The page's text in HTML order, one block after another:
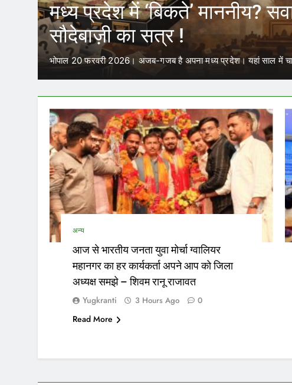
CM Yogi के फैसले से
कर्मचारियों को होगा फायदा,
में कर सकेंगे काम
परिवहन निगम में कार्यरत आउटसोर्स कर्मचारियों के जरिए नियुक्त
अन्य
आज से भारतीय जनता युवा मोर्चा ग्वालियर
महानगर का हर कार्यकर्ता अपने आप को जिला
अध्यक्ष समझे – शिवम रानू राजावत
Yugkranti 3 Hours Ago 0
Read More